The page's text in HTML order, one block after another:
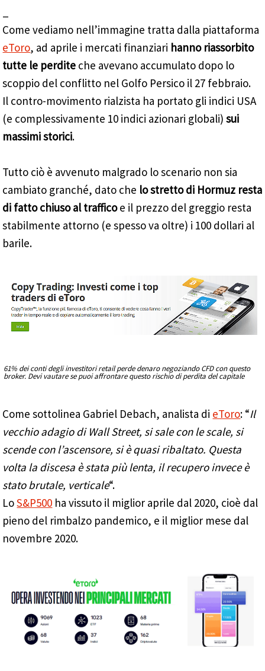
Come vediamo nell’immagine tratta dalla piattaforma
eToro, ad aprile i mercati finanziari hanno riassorbito
tutte le perdite che avevano accumulato dopo lo
scoppio del conflitto nel Golfo Persico il 27 febbraio.
Il contro-movimento rialzista ha portato gli indici USA
(e complessivamente 10 indici azionari globali)sui
massimi storici.
Tutto ciò è avvenuto malgrado lo scenario non sia
cambiato granché, dato che lo stretto di Hormuz resta
di fatto chiuso al trafficoe il prezzo del greggio resta
stabilmente attorno (e spesso va oltre) i 100 dollari al
barile.
61% dei conti degli investitori retail perde denaro negoziando CFD con questo
broker. Devi vautare se puoi affrontare questo rischio di perdita del capitale
Come sottolinea Gabriel Debach, analista di eToro: “Il
vecchio adagio di Wall Street, si sale con le scale, si
scende con l’ascensore, si è quasi ribaltato. Questa
volta la discesa è stata più lenta, il recupero invece è
stato brutale, verticale“.
LoS&P500 ha vissuto il miglior aprile dal 2020, cioè dal
pieno del rimbalzo pandemico, e il miglior mese dal
novembre 2020.